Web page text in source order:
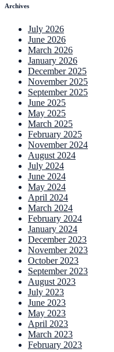
Archives
July 2026
June 2026
March 2026
January 2026
December 2025
November 2025
September 2025
June 2025
May 2025
March 2025
February 2025
November 2024
August 2024
July 2024
June 2024
May 2024
April 2024
March 2024
February 2024
January 2024
December 2023
November 2023
October 2023
September 2023
August 2023
July 2023
June 2023
May 2023
April 2023
March 2023
February 2023